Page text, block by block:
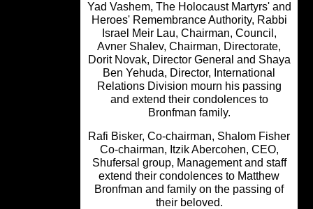
Yad Vashem, The Holocaust Martyrs'
Heroes' Remembrance Authority,
Israel Meir Lau, Chairman, Council,
Avner Shalev, Chairman,
Dorit Novak, Director General and
Ben Yehuda, Director, International
Relations Division mourn his
and extend their condolences to
Bronfman family.
Rafi Bisker, Co-chairman, Shalom
Co-chairman, Itzik Abercohen,
Shufersal group, Management and
extend their condolences to
Bronfman and family on the passing
their beloved.